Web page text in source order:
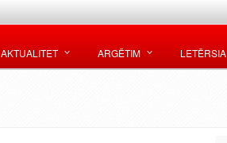
AKTUALITET ARGËTIM LETËRSIA